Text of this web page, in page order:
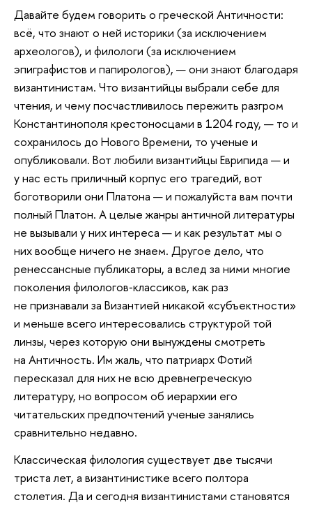
Давайте будем говорить о греческой Античности:
всё, что знают о ней историки (за исключением
археологов), и филологи (за исключением
эпиграфистов и папирологов), — они знают благодаря
византинистам. Что византийцы выбрали себе для
чтения, и чему посчастливилось пережить разгром
Константинополя крестоносцами в 1204 году, — то и
сохранилось до Нового Времени, то ученые и
опубликовали. Вот любили византийцы Еврипида — и
у нас есть приличный корпус его трагедий, вот
боготворили они Платона — и пожалуйста вам почти
полный Платон. А целые жанры античной литературы
не вызывали у них интереса — и как результат мы о
них вообще ничего не знаем. Другое дело, что
ренессансные публикаторы, а вслед за ними многие
поколения филологов‑классиков, как раз
не признавали за Византией никакой «субъектности»
и меньше всего интересовались структурой той
линзы, через которую они вынуждены смотреть
на Античность. Им жаль, что патриарх Фотий
пересказал для них не всю древнегреческую
литературу, но вопросом об иерархии его
читательских предпочтений ученые занялись
сравнительно недавно.
Классическая филология существует две тысячи
триста лет, а византинистике всего полтора
столетия. Да и сегодня византинистами становятся